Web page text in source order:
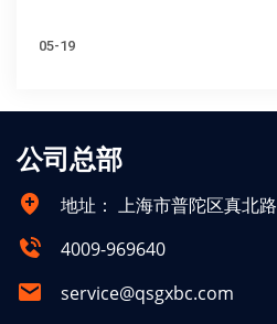
05-19
公司总部
地址： 上海市普陀区真北路
4009-969640
service@qsgxbc.com